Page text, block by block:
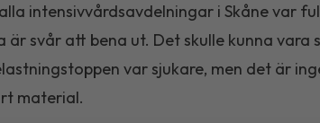
intensivvårdsavdelningar i Skåne var
är svår att bena ut. Det skulle kunna vara
var sjukare, men det är
material.